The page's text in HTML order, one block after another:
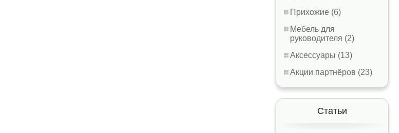
Прихожие (6)
Мебель для
руководителя (2)
Аксессуары (13)
Акции партнёров (23)
Статьи